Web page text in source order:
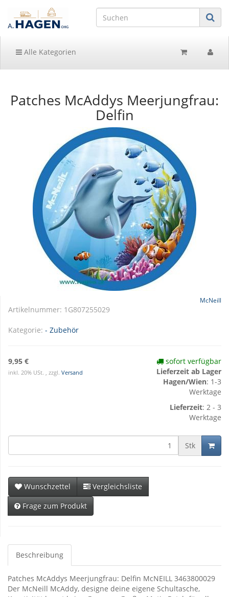
Alle Kategorien
Patches McAddys Meerjungfrau:
Delfin
McNeill
Artikelnummer: 1G807255029
Kategorie: - Zubehör
9,95 €
inkl. 20% USt. , zzgl. Versand
sofort verfügbar
Lieferzeit ab Lager
Hagen/Wien: 1-3
Werktage
Lieferzeit: 2 - 3
Werktage
Stk
Wunschzettel
Vergleichsliste
Frage zum Produkt
Beschreibung
Patches McAddys Meerjungfrau: Delfin McNEILL 3463800029
Der McNeill McAddy, designe deine eigene Schultasche,